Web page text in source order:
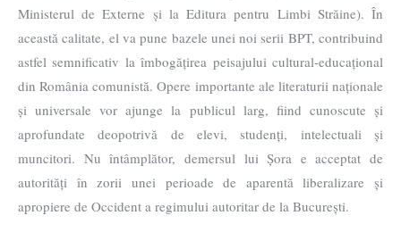
Ministerul de Externe și la Editura pentru Limbi Străine). În
această calitate, el va pune bazele unei noi serii BPT, contribuind
astfel semnificativ la îmbogățirea peisajului cultural-educațional
din România comunistă. Opere importante ale literaturii naționale
și universale vor ajunge la publicul larg, fiind cunoscute și
aprofundate deopotrivă de elevi, studenți, intelectuali și
muncitori. Nu întâmplător, demersul lui Șora e acceptat de
autorități în zorii unei perioade de aparentă liberalizare și
apropiere de Occident a regimului autoritar de la București.